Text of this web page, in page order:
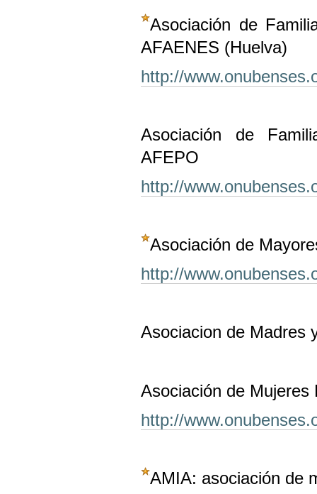
Asociación de
AFAENES (Huelva)
http://
Asociación de
AFEPO
http://
Asociación de
http://
Asociacion de Madres
Asociación de Mujeres
http://
AMIA: asociación de